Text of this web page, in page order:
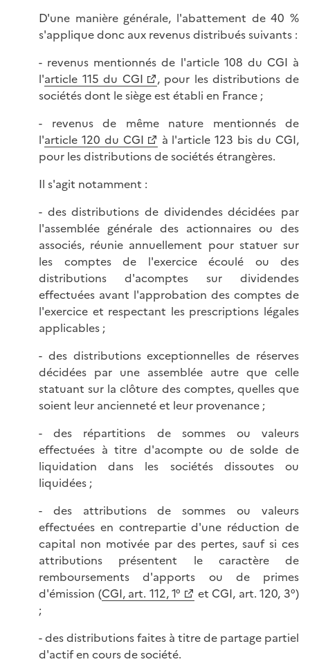
D'une manière générale, l'abattement de 40 %
s'applique donc aux revenus distribués suivants :
- revenus mentionnés de l'article 108 du CGI à
l'article 115 du CGI
, pour les distributions de
sociétés dont le siège est établi en France ;
- revenus de même nature mentionnés de
l'article 120 du CGI
à l'article 123 bis du CGI,
pour les distributions de sociétés étrangères.
Il s'agit notamment :
- des distributions de dividendes décidées par
l'assemblée générale des actionnaires ou des
associés, réunie annuellement pour statuer sur
les comptes de l'exercice écoulé ou des
distributions d'acomptes sur dividendes
effectuées avant l'approbation des comptes de
l'exercice et respectant les prescriptions légales
applicables ;
- des distributions exceptionnelles de réserves
décidées par une assemblée autre que celle
statuant sur la clôture des comptes, quelles que
soient leur ancienneté et leur provenance ;
- des répartitions de sommes ou valeurs
effectuées à titre d'acompte ou de solde de
liquidation dans les sociétés dissoutes ou
liquidées ;
- des attributions de sommes ou valeurs
effectuées en contrepartie d'une réduction de
capital non motivée par des pertes, sauf si ces
attributions présentent le caractère de
remboursements d'apports ou de primes
d'émission (CGI, art. 112, 1°
et CGI, art. 120, 3°)
;
- des distributions faites à titre de partage partiel
d'actif en cours de société.